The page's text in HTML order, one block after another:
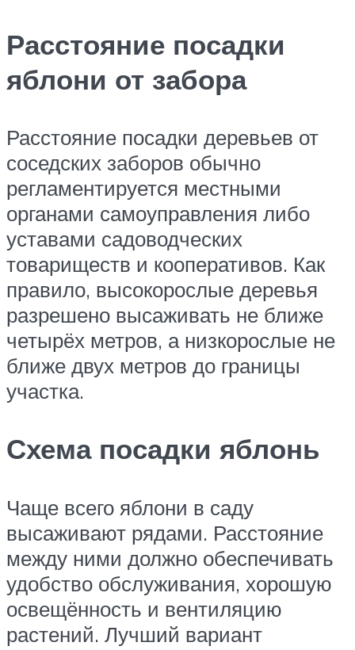
Расстояние посадки
яблони от забора
Расстояние посадки деревьев от
соседских заборов обычно
регламентируется местными
органами самоуправления либо
уставами садоводческих
товариществ и кооперативов. Как
правило, высокорослые деревья
разрешено высаживать не ближе
четырёх метров, а низкорослые не
ближе двух метров до границы
участка.
Схема посадки яблонь
Чаще всего яблони в саду
высаживают рядами. Расстояние
между ними должно обеспечивать
удобство обслуживания, хорошую
освещённость и вентиляцию
растений. Лучший вариант